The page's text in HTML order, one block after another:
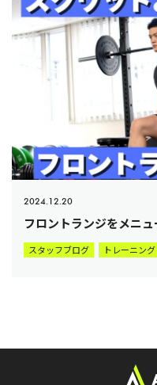
2024.12.20
フロントランジをメニ
スタッフブログ トレーニング